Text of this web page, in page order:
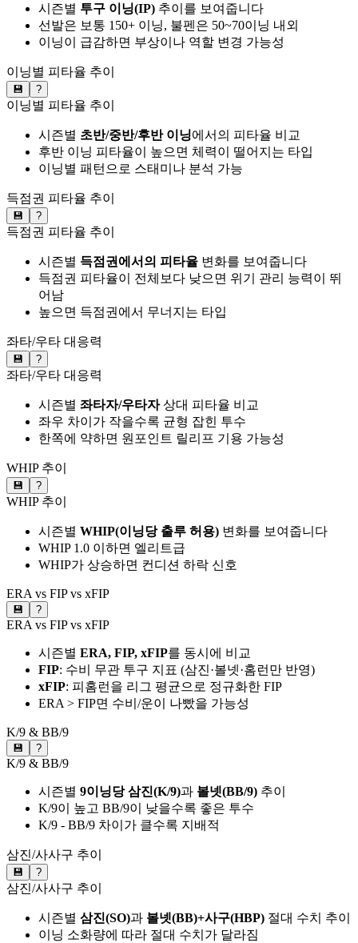
시즌별 투구 이닝(IP) 추이를 보여줍니다
선발은 보통 150+ 이닝, 불펜은 50~70이닝 내외
이닝이 급감하면 부상이나 역할 변경 가능성
이닝별 피타율 추이
💾 ?
이닝별 피타율 추이
시즌별 초반/중반/후반 이닝에서의 피타율 비교
후반 이닝 피타율이 높으면 체력이 떨어지는 타입
이닝별 패턴으로 스태미나 분석 가능
득점권 피타율 추이
💾 ?
득점권 피타율 추이
시즌별 득점권에서의 피타율 변화를 보여줍니다
득점권 피타율이 전체보다 낮으면 위기 관리 능력이 뛰
어남
높으면 득점권에서 무너지는 타입
좌타/우타 대응력
💾 ?
좌타/우타 대응력
시즌별 좌타자/우타자상대 피타율 비교
좌우 차이가 작을수록 균형 잡힌 투수
한쪽에 약하면 원포인트 릴리프 기용 가능성
WHIP 추이
💾 ?
WHIP 추이
시즌별 WHIP(이닝당 출루 허용) 변화를 보여줍니다
WHIP 1.0 이하면 엘리트급
WHIP가 상승하면 컨디션 하락 신호
ERA vs FIP vs xFIP
💾 ?
ERA vs FIP vs xFIP
시즌별 ERA, FIP, xFIP를 동시에 비교
FIP: 수비 무관 투구 지표 (삼진·볼넷·홈런만 반영)
xFIP: 피홈런을 리그 평균으로 정규화한 FIP
ERA > FIP면 수비/운이 나빴을 가능성
K/9 & BB/9
💾 ?
K/9 & BB/9
시즌별 9이닝당 삼진(K/9)과 볼넷(BB/9) 추이
K/9이 높고 BB/9이 낮을수록 좋은 투수
K/9 - BB/9 차이가 클수록 지배적
삼진/사사구 추이
💾 ?
삼진/사사구 추이
시즌별 삼진(SO)과 볼넷(BB)+사구(HBP) 절대 수치 추이
이닝 소화량에 따라 절대 수치가 달라짐